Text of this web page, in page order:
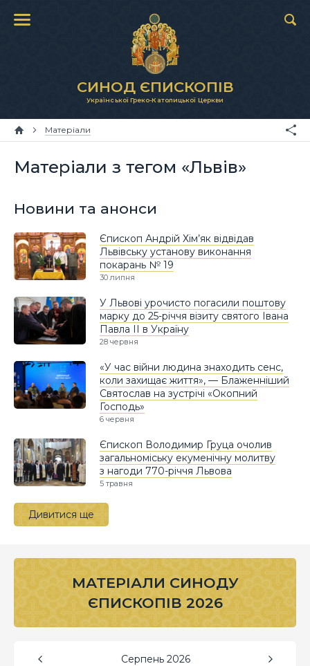
СИНОД ЄПИСКОПІВ
Української Греко-Католицької Церкви
Матеріали
Матеріали з тегом «Львів»
Новини та анонси
Єпископ Андрій Хім’як відвідав
Львівську установу виконання
покарань № 19
30 липня
У Львові урочисто погасили поштову
марку до 25-річчя візиту святого Івана
Павла ІІ в Україну
28 червня
«У час війни людина знаходить сенс,
коли захищає життя», — Блаженніший
Святослав на зустрічі «Окопний
Господь»
6 червня
Єпископ Володимир Груца очолив
загальноміську екуменічну молитву
з нагоди 770-річчя Львова
5 травня
Дивитися ще
МАТЕРІАЛИ СИНОДУ
ЄПИСКОПІВ 2026
Серпень 2026